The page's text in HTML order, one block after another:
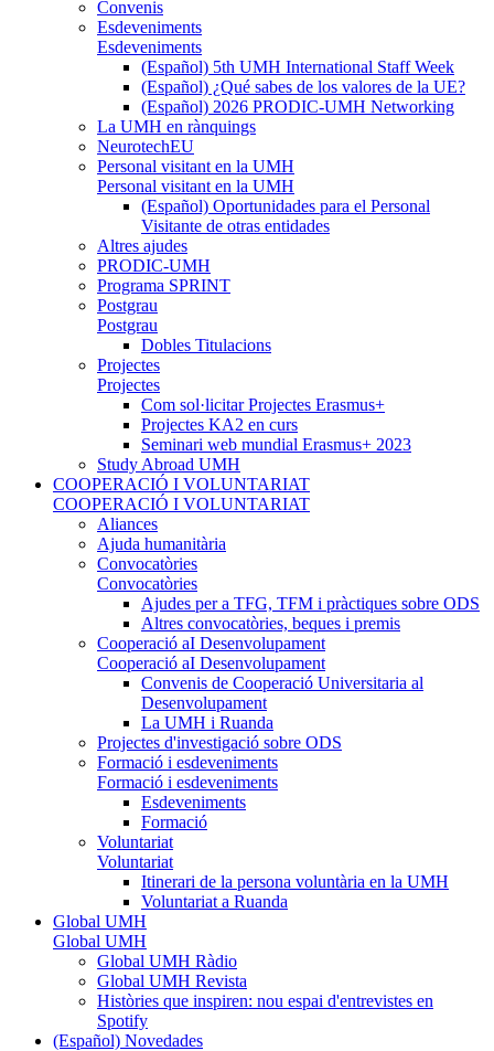
Convenis
Esdeveniments
Esdeveniments
(Español) 5th UMH International Staff Week
(Español) ¿Qué sabes de los valores de la UE?
(Español) 2026 PRODIC-UMH Networking
La UMH en rànquings
NeurotechEU
Personal visitant en la UMH
Personal visitant en la UMH
(Español) Oportunidades para el Personal
Visitante de otras entidades
Altres ajudes
PRODIC-UMH
Programa SPRINT
Postgrau
Postgrau
Dobles Titulacions
Projectes
Projectes
Com sol·licitar Projectes Erasmus+
Projectes KA2 en curs
Seminari web mundial Erasmus+ 2023
Study Abroad UMH
COOPERACIÓ I VOLUNTARIAT
COOPERACIÓ I VOLUNTARIAT
Aliances
Ajuda humanitària
Convocatòries
Convocatòries
Ajudes per a TFG, TFM i pràctiques sobre ODS
Altres convocatòries, beques i premis
Cooperació aI Desenvolupament
Cooperació aI Desenvolupament
Convenis de Cooperació Universitaria al
Desenvolupament
La UMH i Ruanda
Projectes d'investigació sobre ODS
Formació i esdeveniments
Formació i esdeveniments
Esdeveniments
Formació
Voluntariat
Voluntariat
Itinerari de la persona voluntària en la UMH
Voluntariat a Ruanda
Global UMH
Global UMH
Global UMH Ràdio
Global UMH Revista
Històries que inspiren: nou espai d'entrevistes en
Spotify
(Español) Novedades